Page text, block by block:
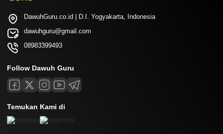
DawuhGuru.co.id | D.I. Yogyakarta, Indonesia
dawuhguru@gmail.com
08983399493
Follow Dawuh Guru
Temukan Kami di